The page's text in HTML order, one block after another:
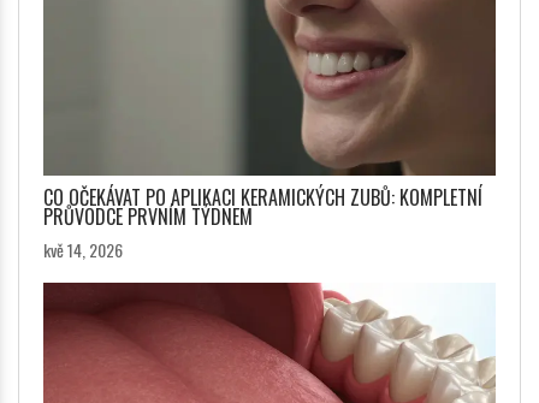
CO OČEKÁVAT PO APLIKACI KERAMICKÝCH ZUBŮ: KOMPLETNÍ
PRŮVODCE PRVNÍM TÝDNEM
kvě 14, 2026